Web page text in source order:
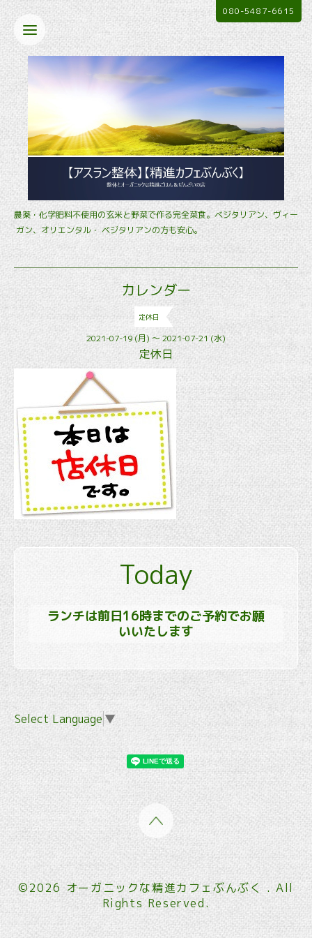
農薬・化学肥料不使用の玄米と野菜で作る完全菜食。ベジタリアン、ヴィー
ガン、オリエンタル・ ベジタリアンの方も安心。
080-5487-6615
カレンダー
定休日
2021-07-19 (月) ～ 2021-07-21 (水)
定休日
Today
ランチは前日16時までのご予約でお願
いいたします
Select Language ▼
©2026オーガニックな精進カフェぶんぶく. All
Rights Reserved.